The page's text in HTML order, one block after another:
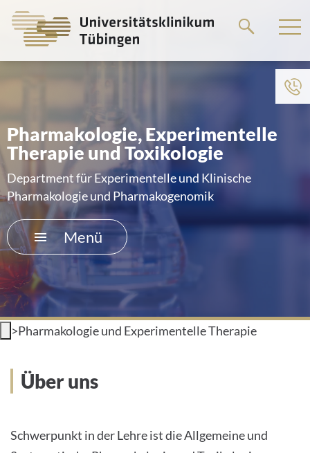
zum
Pharmakologie, Experimentelle
Therapie und Toxikologie
Department für Experimentelle und Klinische
Pharmakologie und Pharmakogenomik
Menü
HOME
DAS KLINIKUM
PATIENTEN &AMP; BESUCHER
MEDIZINISCHE FAKULTÄT
KARRIERE
KONTAKT
INTERNATIONALE PATIENTEN
PRESSE
>Pharmakologie und Experimentelle Therapie
Über uns
Schwerpunkt in der Lehre ist die Allgemeine und